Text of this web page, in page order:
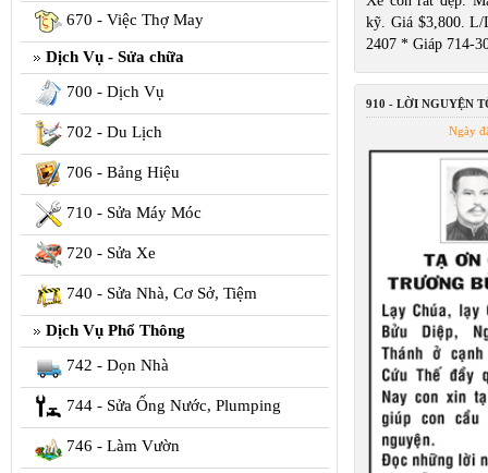
670 - Việc Thợ May
Dịch Vụ - Sửa chữa
700 - Dịch Vụ
702 - Du Lịch
706 - Bảng Hiệu
710 - Sửa Máy Móc
720 - Sửa Xe
740 - Sửa Nhà, Cơ Sở, Tiệm
Dịch Vụ Phổ Thông
742 - Dọn Nhà
744 - Sửa Ống Nước, Plumping
746 - Làm Vườn
kỹ. Giá $3,800. L/
2407 * Giáp 714-
910 - LỜI NGUYỆN
Ngày